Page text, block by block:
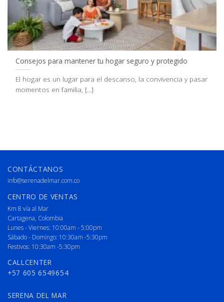
Consejos para mantener tu hogar seguro y protegido
El hogar es un lugar para el descanso, la convivencia y pasar
momentos en familia, [...]
CONTÁCTANOS
info@serenadelmar.com.co
CENTRO DE VENTAS
Km 8 vía al Mar
Cartagena, Colombia
Lunes - Viernes: 10:00am - 5:00pm
Sábado - Domingo: 10:30am -5:30pm
Festivos: 10:30am -5:30pm
CALLCENTER
+57 605 6549654
SERENA DEL MAR